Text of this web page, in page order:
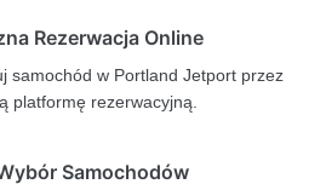
Rezerwacja Online
samochód w Portland Jetport przez
platformę rezerwacyjną.
Samochodów